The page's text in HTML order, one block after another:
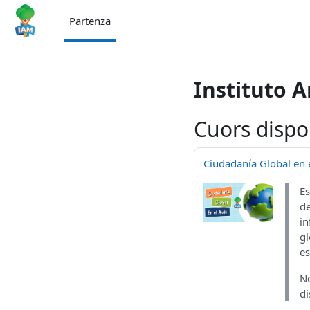
Surseglir tiel cuntegn da basa
Partenza
Instituto
Cuors
Ciudadanía Global